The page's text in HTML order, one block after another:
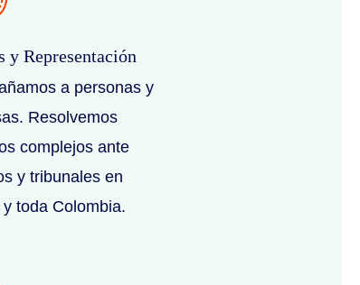
y Representación
a personas y
Resolvemos
complejos ante
y tribunales en
toda Colombia.